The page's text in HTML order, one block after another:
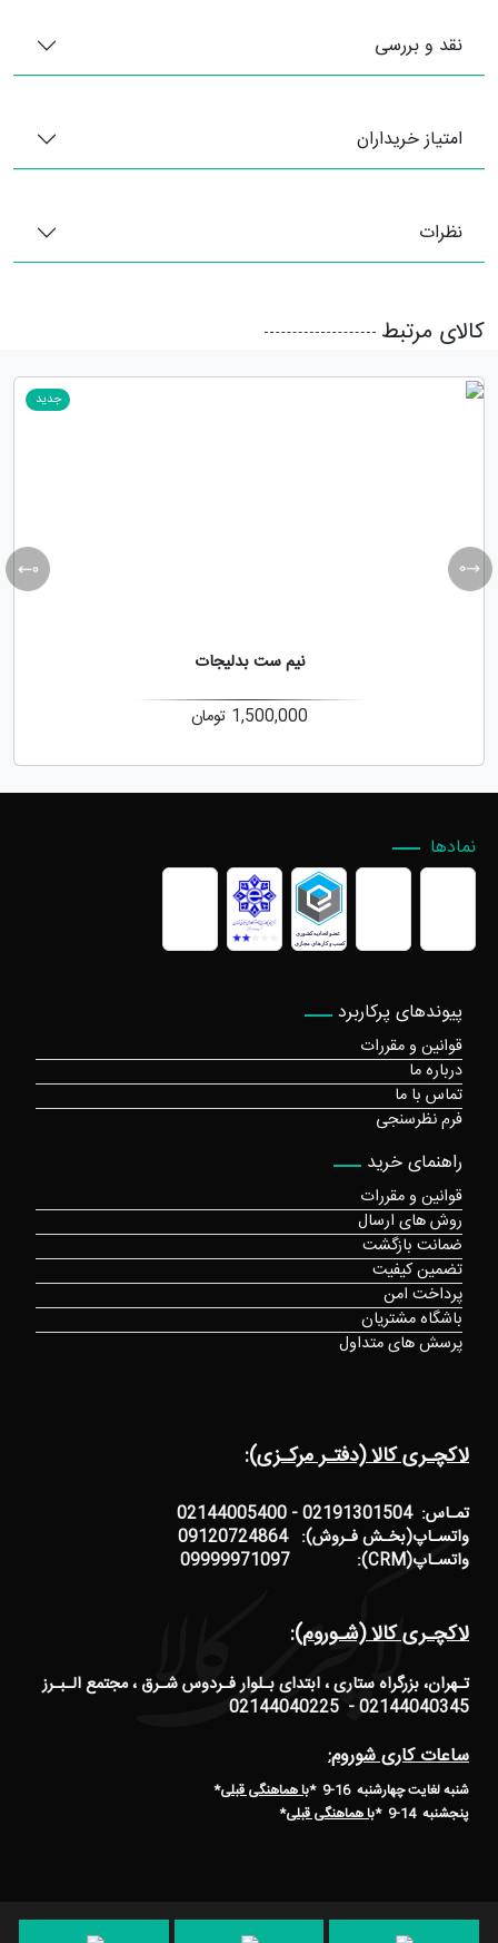
نقد و بررسی
امتیاز خریداران
نظرات
کالای مرتبط
جدید
نیم ست بدلیجات
1,500,000 تومان
لاکچـری کالا (دفتـر مرکـزی):
تمـاس: 02191301504 - 02144005400
واتسـاپ(بخـش فـروش): 09120724864
واتسـاپ(CRM): 09999971097
لاکچـری کالا (شـوروم):
تـهران، بزرگراه ستاری ، ابتدای بـلوار فـردوس شـرق ، مجتمع الـبـرز
02144040345 - 02144040225
ساعات کاری شوروم:
شنبه لغایت چهارشنبه 16-9 * با هماهنگی قبلی*
پنجشنبه 14-9
*با هماهنگی قبلی*
پیوندهای پرکاربرد
قوانین و مقررات
درباره ما
تماس با ما
فرم نظرسنجی
راهنمای خرید
قوانین و مقررات
روش های ارسال
ضمانت بازگشت
تضمین کیفیت
پرداخت امن
باشگاه مشتریان
پرسش های متداول
نمادها